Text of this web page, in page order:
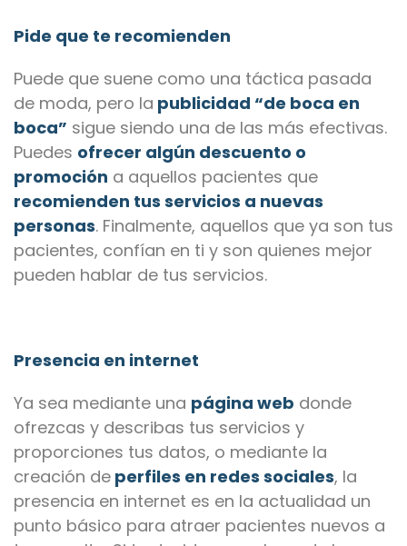
Pide que te recomienden
Puede que suene como una táctica pasada
de moda, pero la publicidad “de boca en
boca” sigue siendo una de las más efectivas.
Puedes ofrecer algún descuento o
promoción a aquellos pacientes que
recomienden tus servicios a nuevas
personas. Finalmente, aquellos que ya son tus
pacientes, confían en ti y son quienes mejor
pueden hablar de tus servicios.
Presencia en internet
Ya sea mediante una página web donde
ofrezcas y describas tus servicios y
proporciones tus datos, o mediante la
creación de perfiles en redes sociales, la
presencia en internet es en la actualidad un
punto básico para atraer pacientes nuevos a